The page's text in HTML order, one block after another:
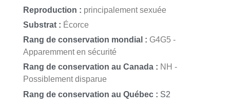
Reproduction : principalement sexuée
Substrat : Écorce
Rang de conservation mondial : G4G5 -
Apparemment en sécurité
Rang de conservation au Canada : NH -
Possiblement disparue
Rang de conservation au Québec : S2